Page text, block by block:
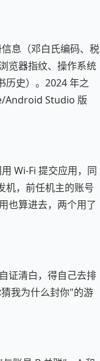
息（邓白氏编码、税
览器指纹、操作系统
历史）。2024 年之
Android Studio 版
Wi-Fi 提交应用，同
机，前任机主的账号
也算进去，两个用了
证清白，得自己去排
我为什么封你"的游